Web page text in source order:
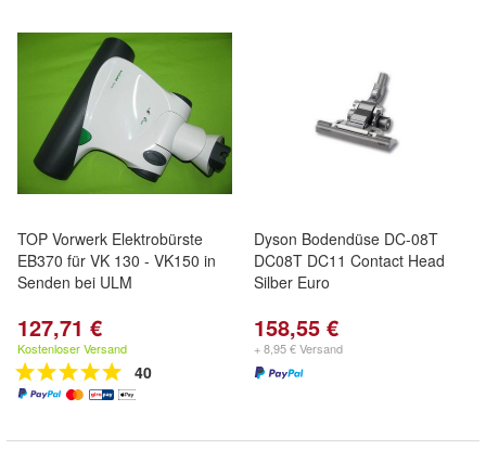
TOP Vorwerk Elektrobürste
EB370 für VK 130 - VK150 in
Senden bei ULM
127,71 €
Kostenloser Versand
40
Dyson Bodendüse DC-08T
DC08T DC11 Contact Head
Silber Euro
158,55 €
+ 8,95 € Versand